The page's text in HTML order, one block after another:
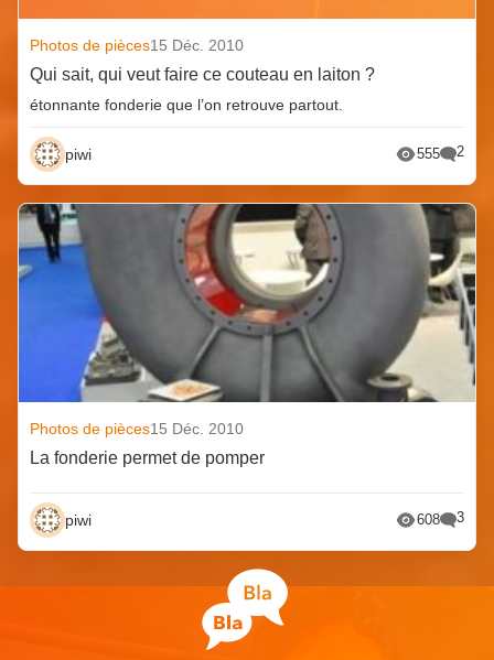
Photos de pièces15 Déc. 2010
Qui sait, qui veut faire ce couteau en laiton ?
étonnante fonderie que l’on retrouve partout.
piwi 555 2
Photos de pièces15 Déc. 2010
La fonderie permet de pomper
piwi 608 3